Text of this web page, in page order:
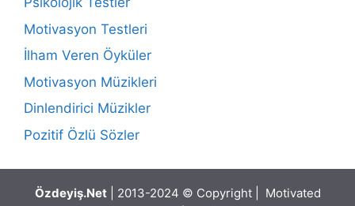
Motivasyon Testleri
İlham Veren Öyküler
Motivasyon Müzikleri
Dinlendirici Müzikler
Pozitif Özlü Sözler
Özdeyiş.Net| 2013-2024 © Copyright | Motivated